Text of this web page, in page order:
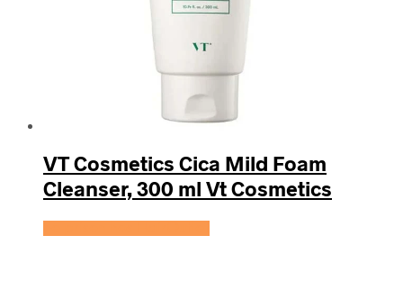
VT Cosmetics Cica Mild Foam
Cleanser, 300 ml Vt Cosmetics